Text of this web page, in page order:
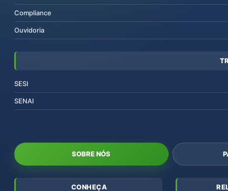
Compliance
Ouvidoria
SESI
SENAI
SOBRE NÓS
CONHEÇA